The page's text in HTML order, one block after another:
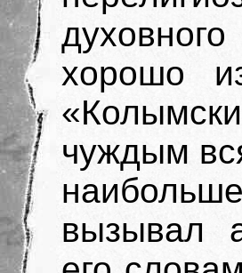
хорошо
чуждым
вызывал